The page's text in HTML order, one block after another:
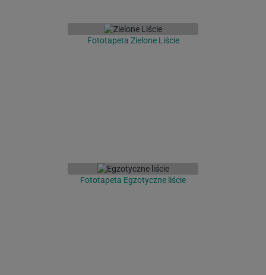
Fototapeta Zielone Liście
Fototapeta Egzotyczne liście